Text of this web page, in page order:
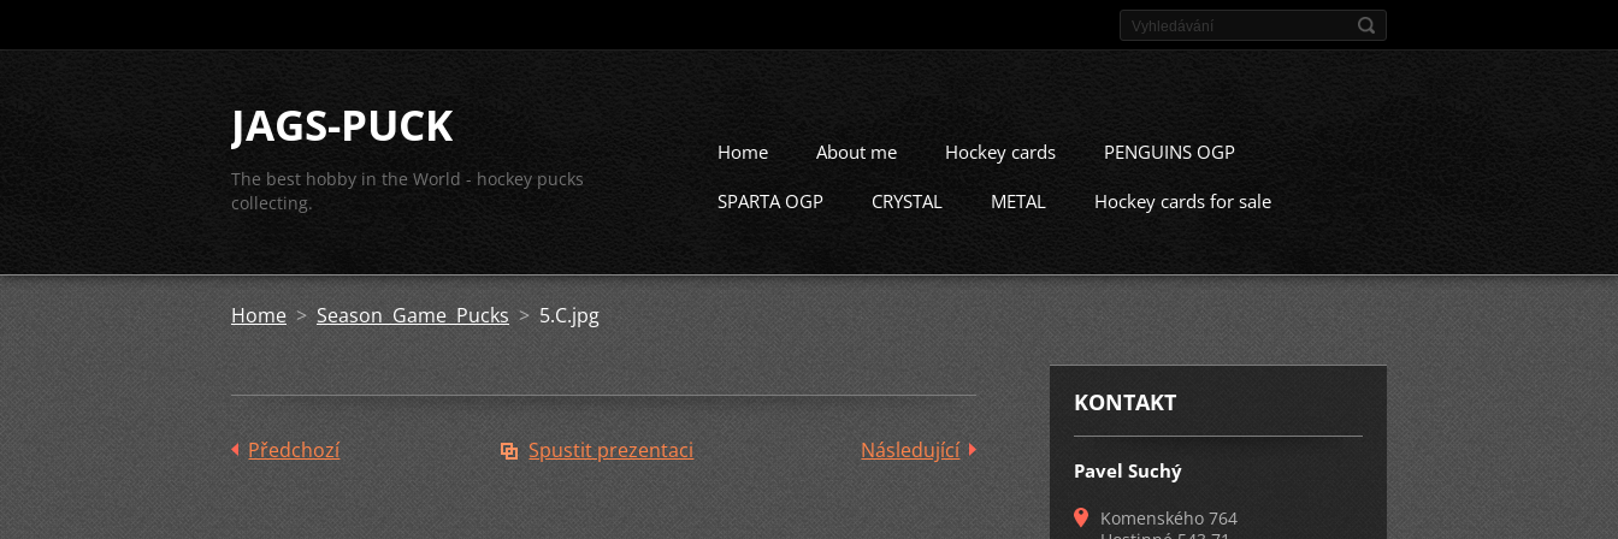
JAGS-PUCK
The best hobby in the World - hockey pucks
collecting.
Home About me Hockey cards PENGUINS OGP
SPARTA OGP CRYSTAL METAL Hockey cards for sale
Home >Season Game Pucks > 5.C.jpg
Předchozí Spustit prezentaci Následující
KONTAKT
Pavel Suchý
Komenského 764